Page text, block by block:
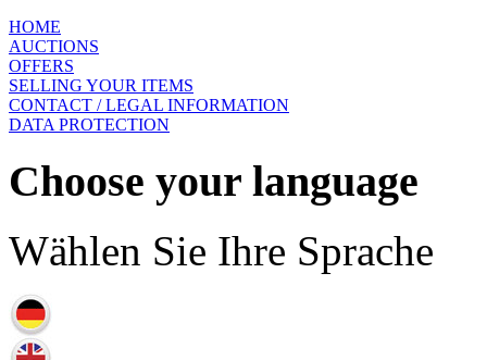
HOME
AUCTIONS
OFFERS
SELLING YOUR ITEMS
CONTACT / LEGAL INFORMATION
DATA PROTECTION
Choose your language
Wählen Sie Ihre Sprache